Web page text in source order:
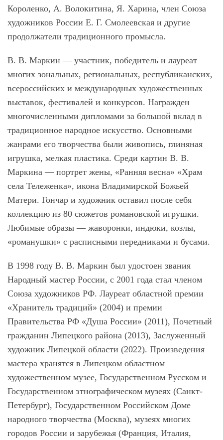
Короленко, А. Волокитина, Я. Харина, член Союза
художников России Е. Г. Смолеевская и другие
продолжатели традиционного промысла.
В. В. Маркин ― участник, победитель и лауреат
многих зональных, региональных, республиканских,
всероссийских и международных художественных
выставок, фестивалей и конкурсов. Награжден
многочисленными дипломами за большой вклад в
традиционное народное искусство. Основными
жанрами его творчества были живопись, глиняная
игрушка, мелкая пластика. Среди картин В. В.
Маркина ― портрет жены, «Ранняя весна» «Храм
села Тележенка», икона Владимирской Божьей
Матери. Гончар и художник оставил после себя
коллекцию из 80 сюжетов романовской игрушки.
Любимые образы ― жаворонки, индюки, козлы,
«романушки» с расписными передниками и бусами.
В 1998 году В. В. Маркин был удостоен звания
Народный мастер России, с 2001 года стал членом
Союза художников РФ. Лауреат областной премии
«Хранитель традиций» (2004) и премии
Правительства РФ «Душа России» (2011), Почетный
гражданин Липецкого района (2013), Заслуженный
художник Липецкой области (2022). Произведения
мастера хранятся в Липецком областном
художественном музее, Государственном Русском и
Государственном этнографическом музеях (Санкт-
Петербург), Государственном Российском Доме
народного творчества (Москва), музеях многих
городов России и зарубежья (Франция, Италия,